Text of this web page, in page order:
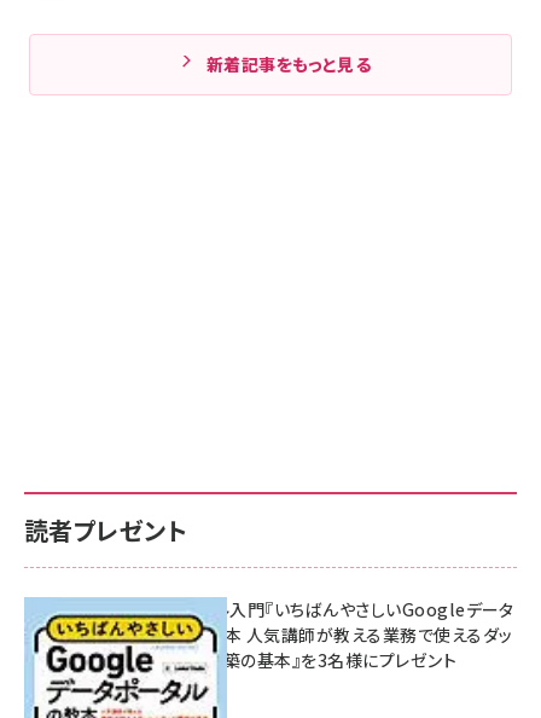
新着記事をもっと見る
読者プレゼント
無料BIツール入門『いちばんやさしいGoogleデータ
ポータルの教本 人気講師が教える業務で使えるダッ
シュボード構築の基本』を3名様にプレゼント
7月31日 10:00